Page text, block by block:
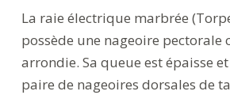
La raie électrique marbrée
possède une nageoire pectorale
arrondie. Sa queue est épaisse
paire de nageoires dorsales de